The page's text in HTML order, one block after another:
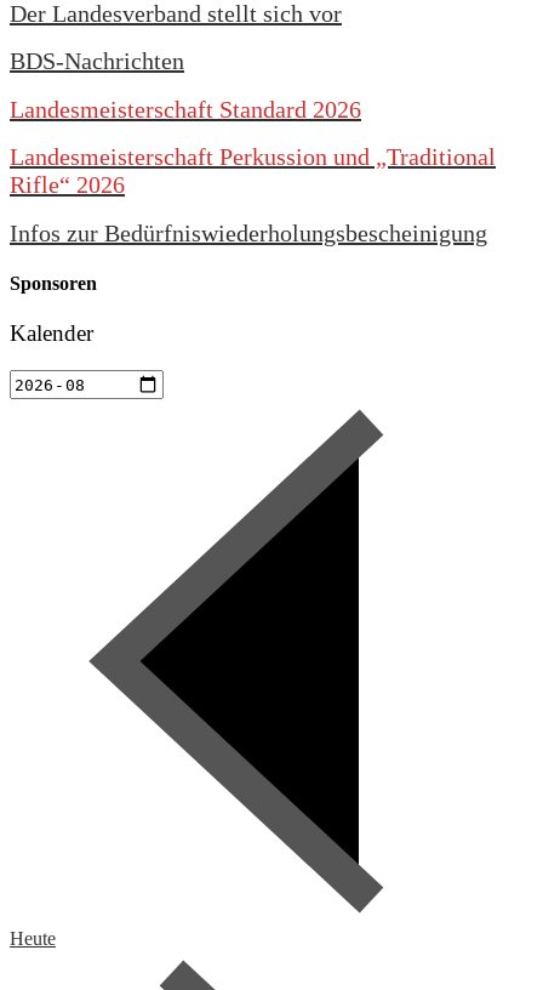
Der Landesverband stellt sich vor
BDS-Nachrichten
Landesmeisterschaft Standard 2026
Landesmeisterschaft Perkussion und „Traditional
Rifle“ 2026
Infos zur Bedürfniswiederholungsbescheinigung
Sponsoren
Kalender
Heute